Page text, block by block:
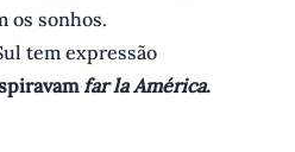
os sonhos.
tem expressão
far la América.